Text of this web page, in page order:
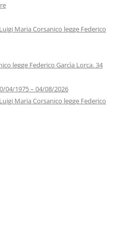
Luigi Maria Corsanico legge Federico
legge Federico Garcìa Lorca. 34
04/1975 – 04/08/2026
Luigi Maria Corsanico legge Federico